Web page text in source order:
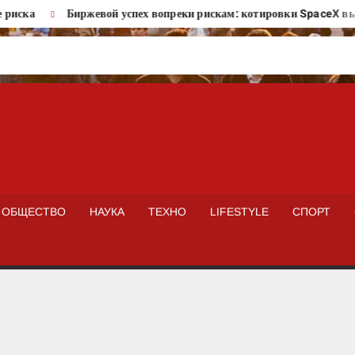
Биржевой успех вопреки рискам: котировки SpaceX
ОБЩЕСТВО НАУКА ТЕХНО LIFESTYLE СПОРТ